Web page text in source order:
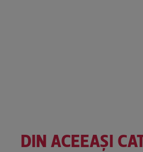
DIN ACEEAȘI